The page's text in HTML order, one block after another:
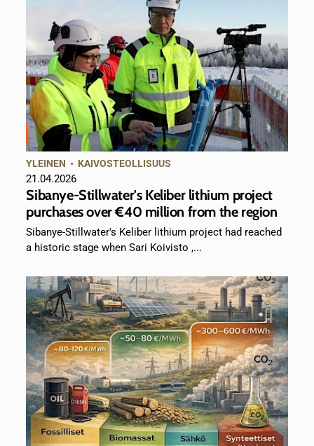
YLEINEN • KAIVOSTEOLLISUUS
21.04.2026
Sibanye-Stillwater's Keliber lithium project
purchases over €40 million from the region
Sibanye-Stillwater's Keliber lithium project had reached
a historic stage when Sari Koivisto ,...